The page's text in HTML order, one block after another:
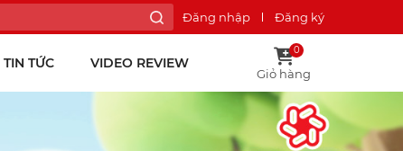
Đăng nhập Đăng ký
TIN TỨC VIDEO REVIEW
Giỏ hàng
0